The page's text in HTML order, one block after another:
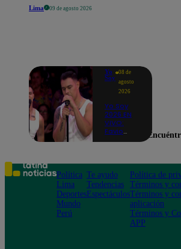
Lima 09 de agosto 2026
Yo
Soy
08 de
agosto
2026
Yo Soy
2026 EN
VIVO:
Favio
Ricky
Martin y
pone a
bailar a
todos en
CASTING
EN VIVO
Política
Lima
Deportes
Mundo
Perú
Te ayudo
Tendencias
Espectáculos
Política de
Términos y
Términos y
aplicación
Términos y
APP